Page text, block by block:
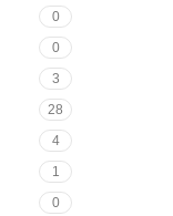
0
0
3
28
4
1
0